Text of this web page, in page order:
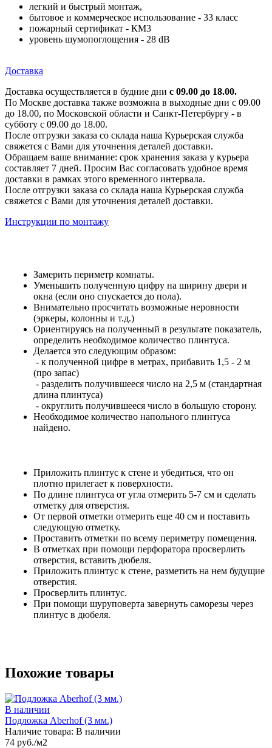
легкий и быстрый монтаж,
бытовое и коммерческое использование - 33 класс
пожарный сертификат - КМ3
уровень шумопоглощения - 28 dB
Доставка
Доставка осуществляется в будние дни с 09.00 до 18.00.
По Москве доставка также возможна в выходные дни с 09.00
до 18.00, по Московской области и Санкт-Петербургу - в
субботу с 09.00 до 18.00.
После отгрузки заказа со склада наша Курьерская служба
свяжется с Вами для уточнения деталей доставки.
Обращаем ваше внимание: срок хранения заказа у курьера
составляет 7 дней. Просим Вас согласовать удобное время
доставки в рамках этого временного интервала.
После отгрузки заказа со склада наша Курьерская служба
свяжется с Вами для уточнения деталей доставки.
Инструкции по монтажу
Замерить периметр комнаты.
Уменьшить полученную цифру на ширину двери и
окна (если оно спускается до пола).
Внимательно просчитать возможные неровности
(эркеры, колонны и т.д.)
Ориентируясь на полученный в результате показатель,
определить необходимое количество плинтуса.
Делается это следующим образом:
- к полученной цифре в метрах, прибавить 1,5 - 2 м
(про запас)
- разделить получившееся число на 2,5 м (стандартная
длина плинтуса)
- округлить получившееся число в большую сторону.
Необходимое количество напольного плинтуса
найдено.
Приложить плинтус к стене и убедиться, что он
плотно прилегает к поверхности.
По длине плинтуса от угла отмерить 5-7 см и сделать
отметку для отверстия.
От первой отметки отмерить еще 40 см и поставить
следующую отметку.
Проставить отметки по всему периметру помещения.
В отметках при помощи перфоратора просверлить
отверстия, вставить дюбеля.
Приложить плинтус к стене, разметить на нем будущие
отверстия.
Просверлить плинтус.
При помощи шуруповерта завернуть саморезы через
плинтус в дюбеля.
Похожие товары
В наличии
Подложка Aberhof (3 мм.)
Наличие товара: В наличии
74 руб./м2